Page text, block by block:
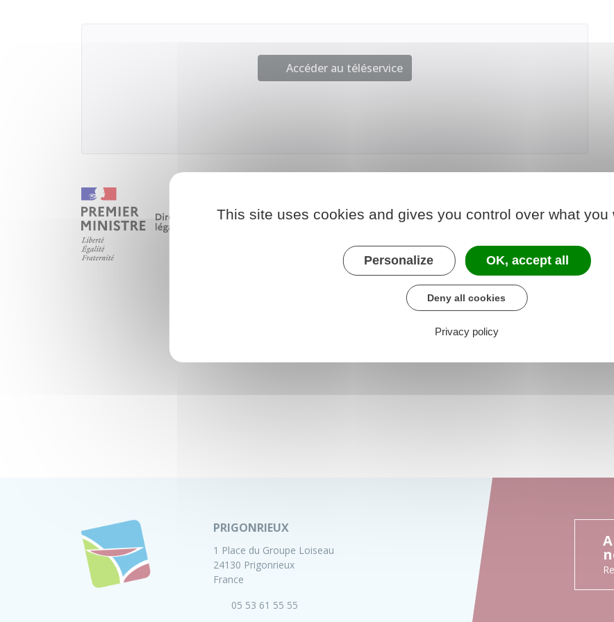
Accéder au téléservice
PRIGONRIEUX
1 Place du Groupe Loiseau
24130 Prigonrieux
France
05 53 61 55 55
This site uses cookies and gives you control over what you
Personalize OK, accept all
Deny all cookies
Privacy policy